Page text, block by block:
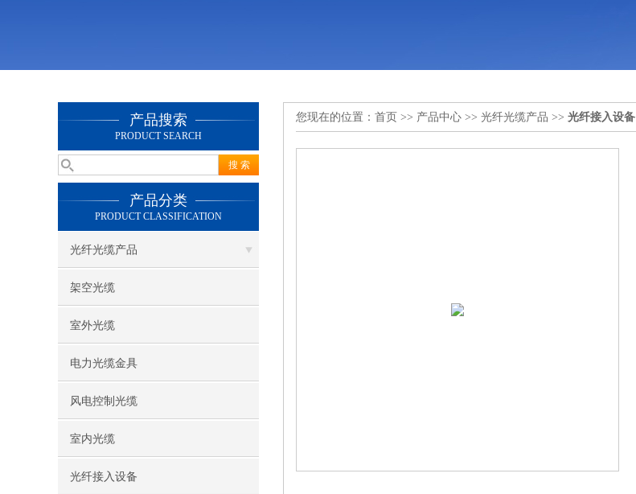
产品搜索
PRODUCT SEARCH
产品分类
PRODUCT CLASSIFICATION
光纤光缆产品
架空光缆
室外光缆
电力光缆金具
风电控制光缆
室内光缆
光纤接入设备
您现在的位置： 首页 >> 产品中心 >> 光纤光缆产品 >> 光纤接入设备